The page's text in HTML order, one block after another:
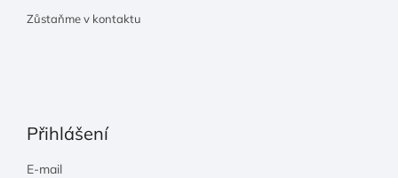
Zůstaňme v kontaktu
Přihlášení
E-mail